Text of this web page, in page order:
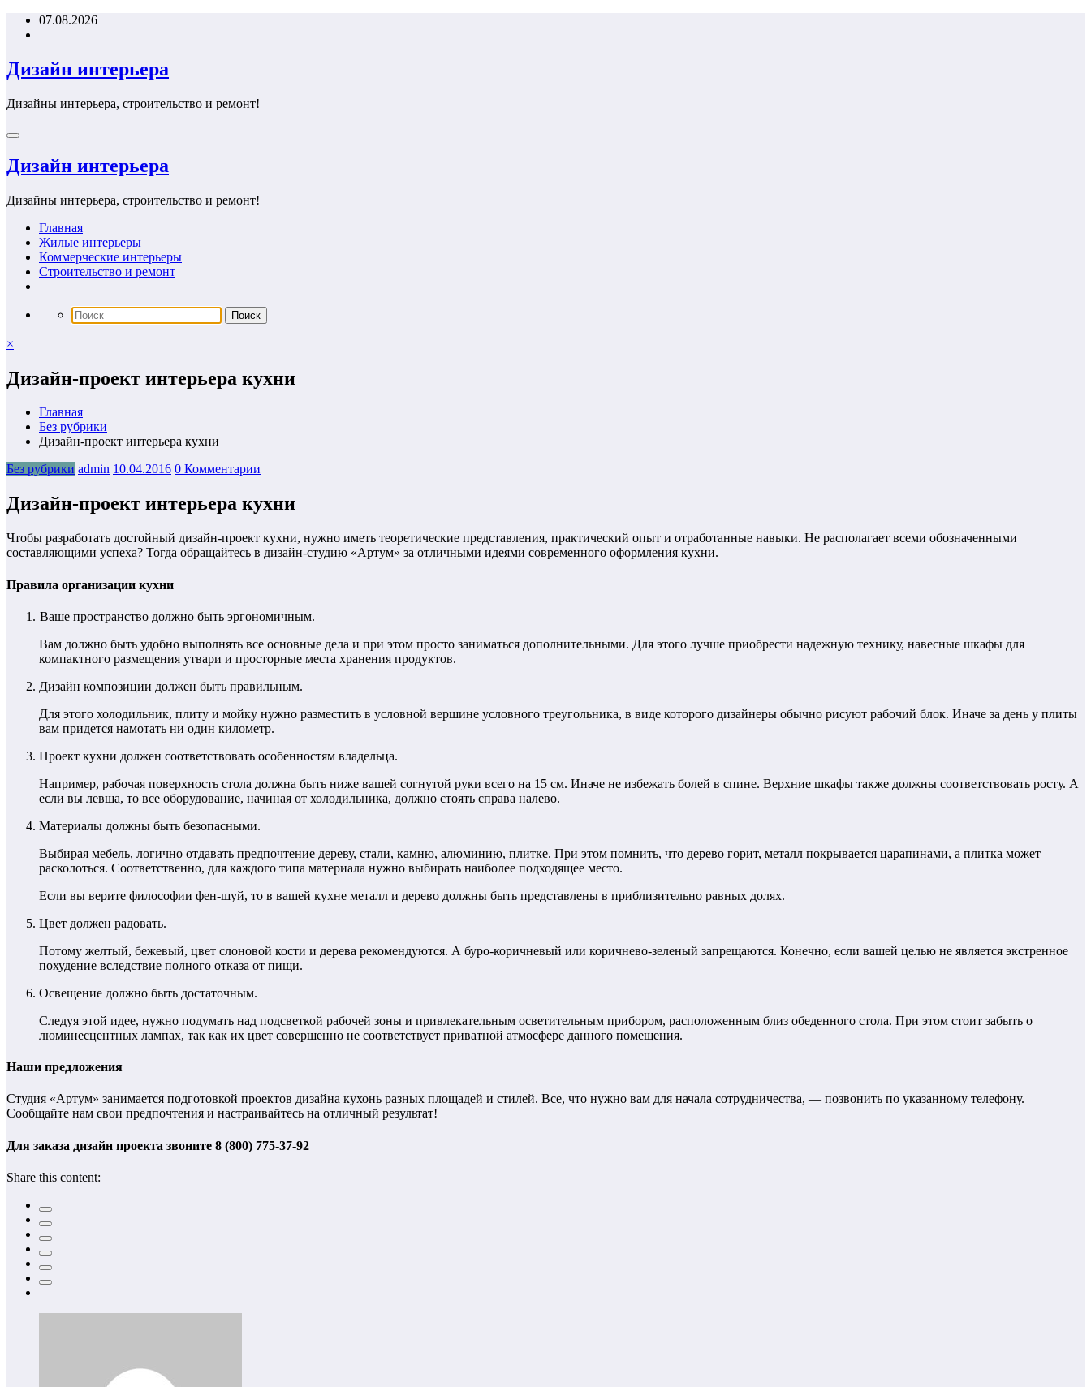
Перейти07.08.2026
Дизайн интерьера
Дизайны интерьера, строительство и ремонт!
Дизайн интерьера
Дизайны интерьера, строительство и ремонт!
Главная
Жилые интерьеры
Коммерческие интерьеры
Строительство и ремонт
×
Дизайн-проект интерьера кухни
Главная
Без рубрики
Дизайн-проект интерьера кухни
Без рубрики admin 10.04.2016 0 Комментарии
Дизайн-проект интерьера кухни
Чтобы разработать достойный дизайн-проект кухни, нужно иметь теоретические представления, практический опыт и отработанные навыки. Не располагает всеми обозначенными
составляющими успеха? Тогда обращайтесь в дизайн-студию «Артум» за отличными идеями современного оформления кухни.
Правила организации кухни
Ваше пространство должно быть эргономичным.
Вам должно быть удобно выполнять все основные дела и при этом просто заниматься дополнительными. Для этого лучше приобрести надежную технику, навесные шкафы для
компактного размещения утвари и просторные места хранения продуктов.
Дизайн композиции должен быть правильным.
Для этого холодильник, плиту и мойку нужно разместить в условной вершине условного треугольника, в виде которого дизайнеры обычно рисуют рабочий блок. Иначе за день у плиты
вам придется намотать ни один километр.
Проект кухни должен соответствовать особенностям владельца.
Например, рабочая поверхность стола должна быть ниже вашей согнутой руки всего на 15 см. Иначе не избежать болей в спине. Верхние шкафы также должны соответствовать росту. А
если вы левша, то все оборудование, начиная от холодильника, должно стоять справа налево.
Материалы должны быть безопасными.
Выбирая мебель, логично отдавать предпочтение дереву, стали, камню, алюминию, плитке. При этом помнить, что дерево горит, металл покрывается царапинами, а плитка может
расколоться. Соответственно, для каждого типа материала нужно выбирать наиболее подходящее место.
Если вы верите философии фен-шуй, то в вашей кухне металл и дерево должны быть представлены в приблизительно равных долях.
Цвет должен радовать.
Потому желтый, бежевый, цвет слоновой кости и дерева рекомендуются. А буро-коричневый или коричнево-зеленый запрещаются. Конечно, если вашей целью не является экстренное
похудение вследствие полного отказа от пищи.
Освещение должно быть достаточным.
Следуя этой идее, нужно подумать над подсветкой рабочей зоны и привлекательным осветительным прибором, расположенным близ обеденного стола. При этом стоит забыть о
люминесцентных лампах, так как их цвет совершенно не соответствует приватной атмосфере данного помещения.
Наши предложения
Студия «Артум» занимается подготовкой проектов дизайна кухонь разных площадей и стилей. Все, что нужно вам для начала сотрудничества, — позвонить по указанному телефону.
Сообщайте нам свои предпочтения и настраивайтесь на отличный результат!
Для заказа дизайн проекта звоните 8 (800) 775-37-92
Share this content: